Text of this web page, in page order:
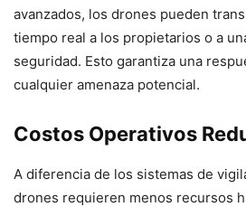
avanzados, los drones pueden
tiempo real a los propietarios o a
seguridad. Esto garantiza una
cualquier amenaza potencial.
Costos Operativos
A diferencia de los sistemas de
drones requieren menos recursos